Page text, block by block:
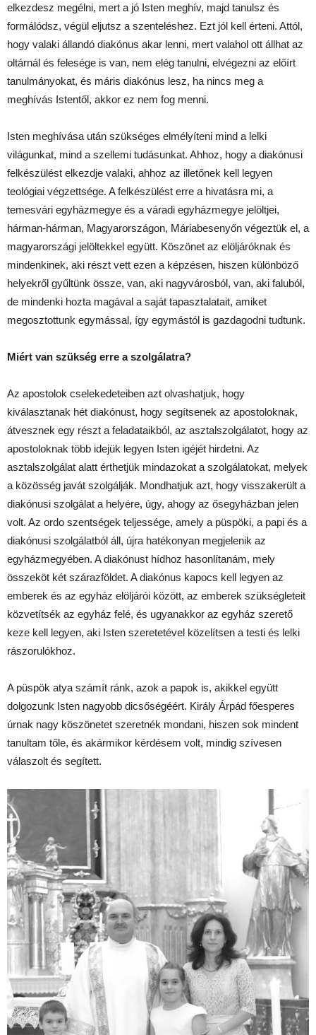
elkezdesz megélni, mert a jó Isten meghív, majd tanulsz és
formálódsz, végül eljutsz a szenteléshez. Ezt jól kell érteni. Attól,
hogy valaki állandó diakónus akar lenni, mert valahol ott állhat az
oltárnál és felesége is van, nem elég tanulni, elvégezni az előírt
tanulmányokat, és máris diakónus lesz, ha nincs meg a
meghívás Istentől, akkor ez nem fog menni.
Isten meghívása után szükséges elmélyíteni mind a lelki
világunkat, mind a szellemi tudásunkat. Ahhoz, hogy a diakónusi
felkészülést elkezdje valaki, ahhoz az illetőnek kell legyen
teológiai végzettsége. A felkészülést erre a hivatásra mi, a
temesvári egyházmegye és a váradi egyházmegye jelöltjei,
hárman-hárman, Magyarországon, Máriabesenyőn végeztük el, a
magyarországi jelöltekkel együtt. Köszönet az elöljáróknak és
mindenkinek, aki részt vett ezen a képzésen, hiszen különböző
helyekről gyűltünk össze, van, aki nagyvárosból, van, aki faluból,
de mindenki hozta magával a saját tapasztalatait, amiket
megosztottunk egymással, így egymástól is gazdagodni tudtunk.
Miért van szükség erre a szolgálatra?
Az apostolok cselekedeteiben azt olvashatjuk, hogy
kiválasztanak hét diakónust, hogy segítsenek az apostoloknak,
átvesznek egy részt a feladataikból, az asztalszolgálatot, hogy az
apostoloknak több idejük legyen Isten igéjét hirdetni. Az
asztalszolgálat alatt érthetjük mindazokat a szolgálatokat, melyek
a közösség javát szolgálják. Mondhatjuk azt, hogy visszakerült a
diakónusi szolgálat a helyére, úgy, ahogy az ősegyházban jelen
volt. Az ordo szentségek teljessége, amely a püspöki, a papi és a
diakónusi szolgálatból áll, újra hatékonyan megjelenik az
egyházmegyében. A diakónust hídhoz hasonlítanám, mely
összeköt két szárazföldet. A diakónus kapocs kell legyen az
emberek és az egyház elöljárói között, az emberek szükségleteit
közvetítsék az egyház felé, és ugyanakkor az egyház szerető
keze kell legyen, aki Isten szeretetével közelítsen a testi és lelki
rászorulókhoz.
A püspök atya számít ránk, azok a papok is, akikkel együtt
dolgozunk Isten nagyobb dicsőségéért. Király Árpád főesperes
úrnak nagy köszönetet szeretnék mondani, hiszen sok mindent
tanultam tőle, és akármikor kérdésem volt, mindig szívesen
válaszolt és segített.